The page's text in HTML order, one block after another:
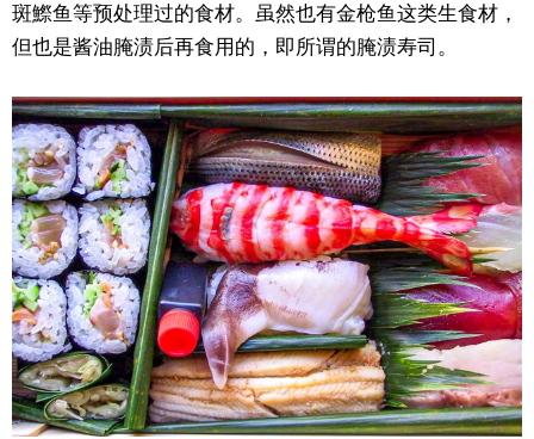
斑鰶鱼等预处理过的食材。虽然也有金枪鱼这类生食材，
但也是酱油腌渍后再食用的，即所谓的腌渍寿司。